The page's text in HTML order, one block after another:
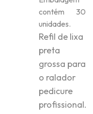
contém 30
unidades.
Refil de lixa
preta
grossa para
o ralador
pedicure
profissional.